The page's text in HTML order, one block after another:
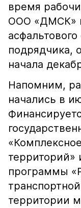
время
ООО «ДМСК»
подрядчика,
начала
Напомним,
начались в
территорий»
программы
территории